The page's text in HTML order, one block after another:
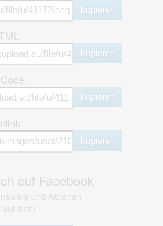
kopieren
kopieren
kopieren
kopieren
auf Facebook
und Aktionen
auf dich!